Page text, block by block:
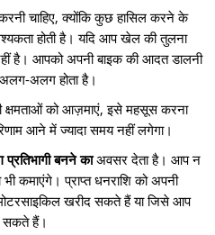
चाहिए, क्योंकि कुछ हासिल करने के
होती है। यदि आप खेल की तुलना
है। आपको अपनी बाइक की आदत डालनी
अलग-अलग होता है।
को आज़माएं, इसे महसूस करना
आने में ज्यादा समय नहीं लगेगा।
प्रतिभागी बनने काअवसर देता है। आप न
कमाएंगे। प्राप्त धनराशि को अपनी
खरीद सकते हैं या जिसे आप
सकते हैं।